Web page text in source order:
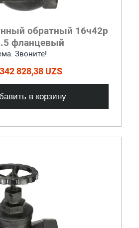
обратный 16ч42р
фланцевый
Звоните!
828,38 UZS
в корзину